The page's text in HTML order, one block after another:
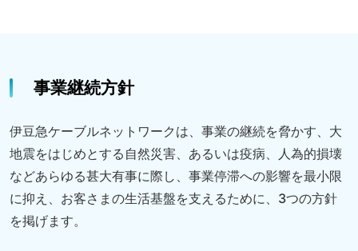
事業継続方針
伊豆急ケーブルネットワークは、事業の継続を脅かす、大
地震をはじめとする自然災害、あるいは疫病、人為的損壊
などあらゆる甚大有事に際し、事業停滞への影響を最小限
に抑え、お客さまの生活基盤を支えるために、3つの方針
を掲げます。